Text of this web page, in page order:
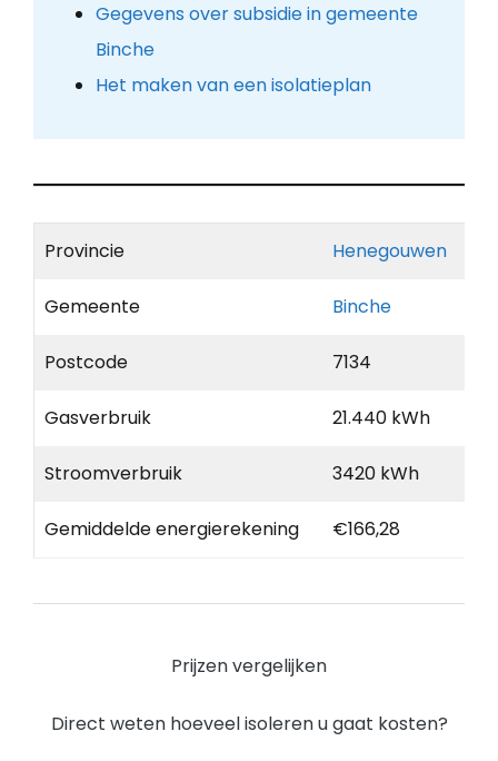
Gegevens over subsidie in gemeente
Binche
Het maken van een isolatieplan
Provincie Henegouwen
Gemeente Binche
Postcode 7134
Gasverbruik 21.440 kWh
Stroomverbruik 3420 kWh
Gemiddelde energierekening €166,28
Prijzen vergelijken
Direct weten hoeveel isoleren u gaat kosten?